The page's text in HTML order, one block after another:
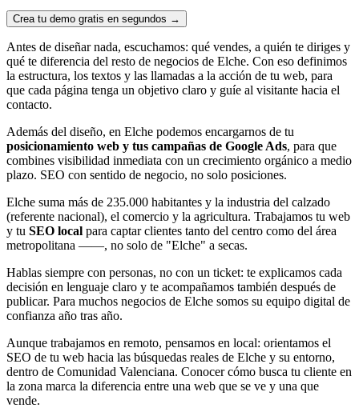
Crea tu demo gratis en segundos →
Antes de diseñar nada, escuchamos: qué vendes, a quién te diriges y
qué te diferencia del resto de negocios de Elche. Con eso definimos
la estructura, los textos y las llamadas a la acción de tu web, para
que cada página tenga un objetivo claro y guíe al visitante hacia el
contacto.
Además del diseño, en Elche podemos encargarnos de tu
posicionamiento web y tus campañas de Google Ads, para que
combines visibilidad inmediata con un crecimiento orgánico a medio
plazo. SEO con sentido de negocio, no solo posiciones.
Elche suma más de 235.000 habitantes y la industria del calzado
(referente nacional), el comercio y la agricultura. Trabajamos tu web
y tu SEO local para captar clientes tanto del centro como del área
metropolitana ——, no solo de "Elche" a secas.
Hablas siempre con personas, no con un ticket: te explicamos cada
decisión en lenguaje claro y te acompañamos también después de
publicar. Para muchos negocios de Elche somos su equipo digital de
confianza año tras año.
Aunque trabajamos en remoto, pensamos en local: orientamos el
SEO de tu web hacia las búsquedas reales de Elche y su entorno,
dentro de Comunidad Valenciana. Conocer cómo busca tu cliente en
la zona marca la diferencia entre una web que se ve y una que
vende.